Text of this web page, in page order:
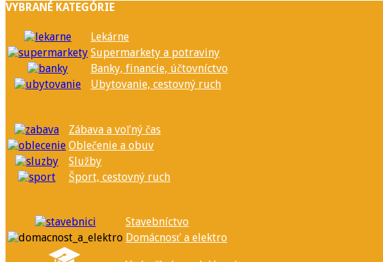
VYBRANÉ KATEGÓRIE
Lekárne
Supermarkety a potraviny
Banky, financie, účtovníctvo
Ubytovanie, cestovný ruch
Zábava a voľný čas
Oblečenie a obuv
Služby
Šport, cestovný ruch
Stavebníctvo
Domácnosť a elektro